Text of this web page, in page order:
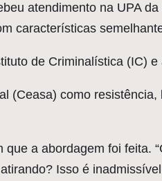
atendimento na UPA
características
de Criminalística (IC)
(Ceasa) como
a abordagem foi
Isso é